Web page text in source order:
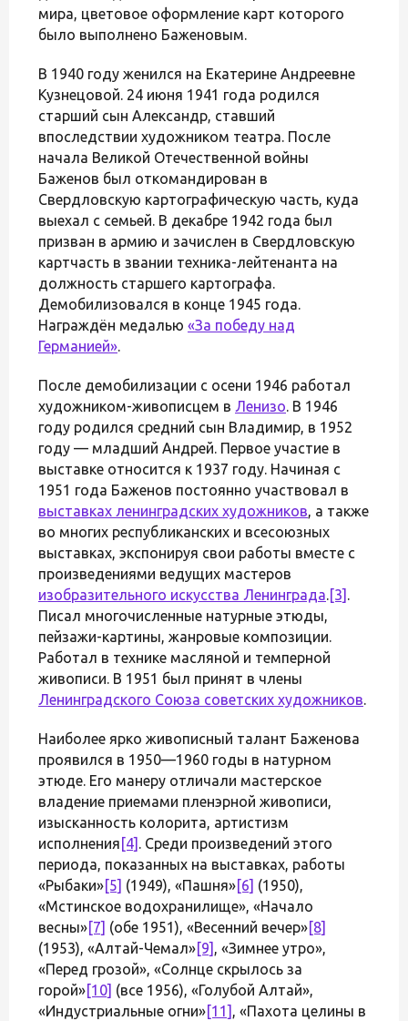
мира, цветовое оформление карт которого
было выполнено Баженовым.
В 1940 году женился на Екатерине Андреевне
Кузнецовой. 24 июня 1941 года родился
старший сын Александр, ставший
впоследствии художником театра. После
начала Великой Отечественной войны
Баженов был откомандирован в
Свердловскую картографическую часть, куда
выехал с семьей. В декабре 1942 года был
призван в армию и зачислен в Свердловскую
картчасть в звании техника-лейтенанта на
должность старшего картографа.
Демобилизовался в конце 1945 года.
Награждён медалью «За победу над
Германией».
После демобилизации с осени 1946 работал
художником-живописцем в Ленизо. В 1946
году родился средний сын Владимир, в 1952
году — младший Андрей. Первое участие в
выставке относится к 1937 году. Начиная с
1951 года Баженов постоянно участвовал в
выставках ленинградских художников, а также
во многих республиканских и всесоюзных
выставках, экспонируя свои работы вместе с
произведениями ведущих мастеров
изобразительного искусства Ленинграда.[3] .
Писал многочисленные натурные этюды,
пейзажи-картины, жанровые композиции.
Работал в технике масляной и темперной
живописи. В 1951 был принят в члены
Ленинградского Союза советских художников.
Наиболее ярко живописный талант Баженова
проявился в 1950—1960 годы в натурном
этюде. Его манеру отличали мастерское
владение приемами пленэрной живописи,
изысканность колорита, артистизм
исполнения [4] . Среди произведений этого
периода, показанных на выставках, работы
«Рыбаки»[5] (1949), «Пашня»[6] (1950),
«Мстинское водохранилище», «Начало
весны»[7] (обе 1951), «Весенний вечер»[8]
(1953), «Алтай-Чемал»[9] , «Зимнее утро»,
«Перед грозой», «Солнце скрылось за
горой»[10] (все 1956), «Голубой Алтай»,
«Индустриальные огни»[11] , «Пахота целины в